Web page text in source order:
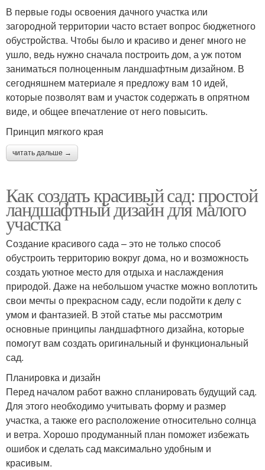
В первые годы освоения дачного участка или
загородной территории часто встает вопрос бюджетного
обустройства. Чтобы было и красиво и денег много не
ушло, ведь нужно сначала построить дом, а уж потом
заниматься полноценным ландшафтным дизайном. В
сегодняшнем материале я предложу вам 10 идей,
которые позволят вам и участок содержать в опрятном
виде, и общее впечатление от него повысить.
Принцип мягкого края
читать дальше →
Как создать красивый сад: простой
ландшафтный дизайн для малого
участка
Создание красивого сада – это не только способ
обустроить территорию вокруг дома, но и возможность
создать уютное место для отдыха и наслаждения
природой. Даже на небольшом участке можно воплотить
свои мечты о прекрасном саду, если подойти к делу с
умом и фантазией. В этой статье мы рассмотрим
основные принципы ландшафтного дизайна, которые
помогут вам создать оригинальный и функциональный
сад.
Планировка и дизайн
Перед началом работ важно спланировать будущий сад.
Для этого необходимо учитывать форму и размер
участка, а также его расположение относительно солнца
и ветра. Хорошо продуманный план поможет избежать
ошибок и сделать сад максимально удобным и
красивым.